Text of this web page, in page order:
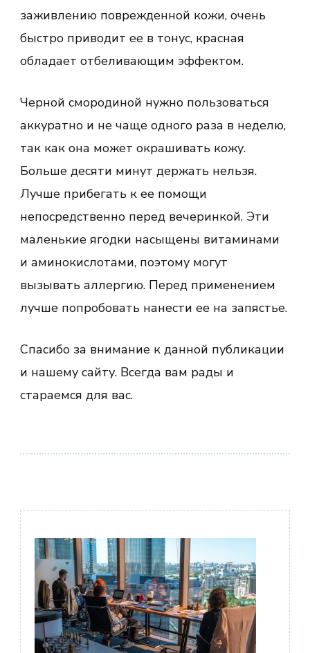
заживлению поврежденной кожи, очень
быстро приводит ее в тонус, красная
обладает отбеливающим эффектом.
Черной смородиной нужно пользоваться
аккуратно и не чаще одного раза в неделю,
так как она может окрашивать кожу.
Больше десяти минут держать нельзя.
Лучше прибегать к ее помощи
непосредственно перед вечеринкой. Эти
маленькие ягодки насыщены витаминами
и аминокислотами, поэтому могут
вызывать аллергию. Перед применением
лучше попробовать нанести ее на запястье.
Спасибо за внимание к данной публикации
и нашему сайту. Всегда вам рады и
стараемся для вас.
Навигация
по
записям